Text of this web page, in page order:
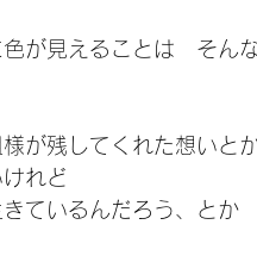
が見えることは　そん
が残してくれた想いと
れど
ているんだろう、とか